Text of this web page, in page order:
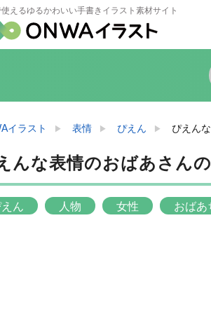
えるゆるかわいい手書きイラスト素材サイト
イラスト 表情 ぴえん ぴえん
んな表情のおばあさん
ん 人物 女性 おばあ